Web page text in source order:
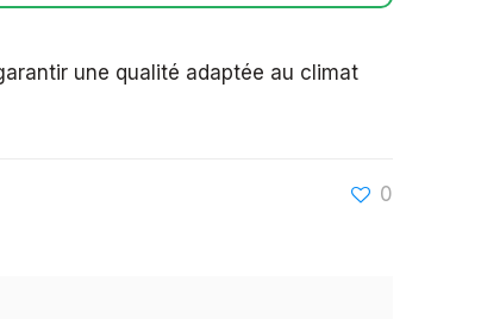
une qualité adaptée au climat
0